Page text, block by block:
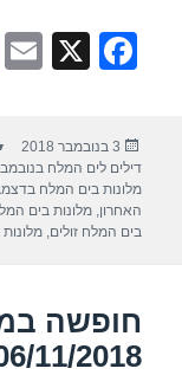
F
e
b
o
k
X
פורסם
בתאריך
3 בנובמבר 2018
דילים לים המלח
מלונות בים המלח
האחרון,מלונות בים
בים המלח זולים,
חופשה
11/2018